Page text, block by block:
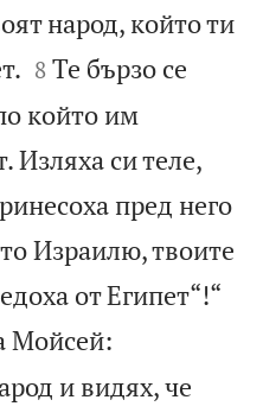
народ, който ти


8 Те бързо се
който им
Изляха си теле,
пред него
Израилю, твоите
от Египет“!“
Мойсей:
и видях, че